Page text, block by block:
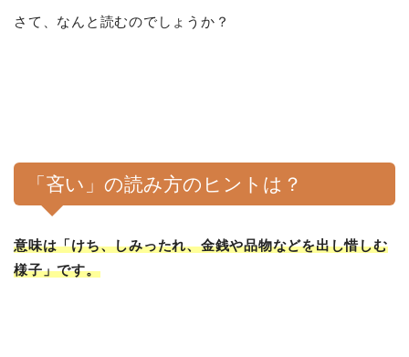
さて、なんと読むのでしょうか？
「吝い」の読み方のヒントは？
意味は「けち、しみったれ、金銭や品物などを出し惜しむ
様子」です。